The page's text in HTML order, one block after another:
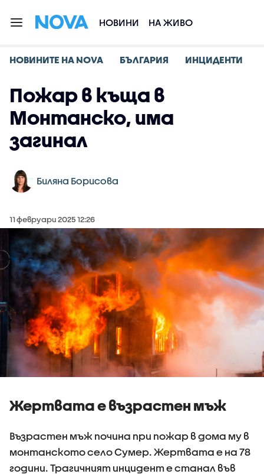
НОВИНИ НА ЖИВО
НОВИНИТЕ НА NOVA БЪЛГАРИЯ ИНЦИДЕНТИ
Пожар в къща в
Монтанско, има
загинал
Биляна Борисова
11 февруари 2025 12:26
Жертвата е възрастен мъж
Възрастен мъж почина при пожар в дома му в
монтанското село Сумер. Жертвата е на 78
години. Трагичният инцидент е станал във